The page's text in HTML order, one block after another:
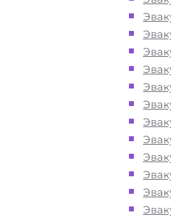
Вам необходимы
эвакуатора с
недорого?
шоссе
ЦКАД в
Обращайтесь к
готовы оказать
ситуации и
высокое